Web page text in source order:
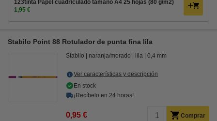
123tinta Papel cuadriculado tamaño A4 25 hojas (80 g/m2)
1,95 €
Stabilo Point 88 Rotulador de punta fina lila
Stabilo naranja/morado lila 0,4 mm
Ver características y descripción
En stock
¡Recíbelo en 24 horas!
0,95 € Comprar